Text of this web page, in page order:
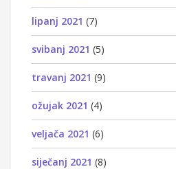
lipanj 2021 (7)
svibanj 2021 (5)
travanj 2021 (9)
ožujak 2021 (4)
veljača 2021 (6)
siječanj 2021 (8)